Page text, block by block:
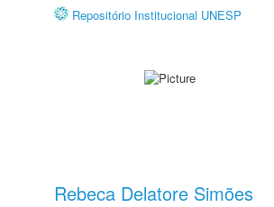
Repositório Institucional UNESP
Rebeca Delatore Simões